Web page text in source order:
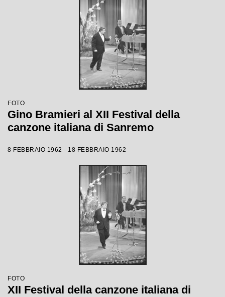
FOTO
Gino Bramieri al XII Festival della
canzone italiana di Sanremo
8 FEBBRAIO 1962 - 18 FEBBRAIO 1962
FOTO
XII Festival della canzone italiana di